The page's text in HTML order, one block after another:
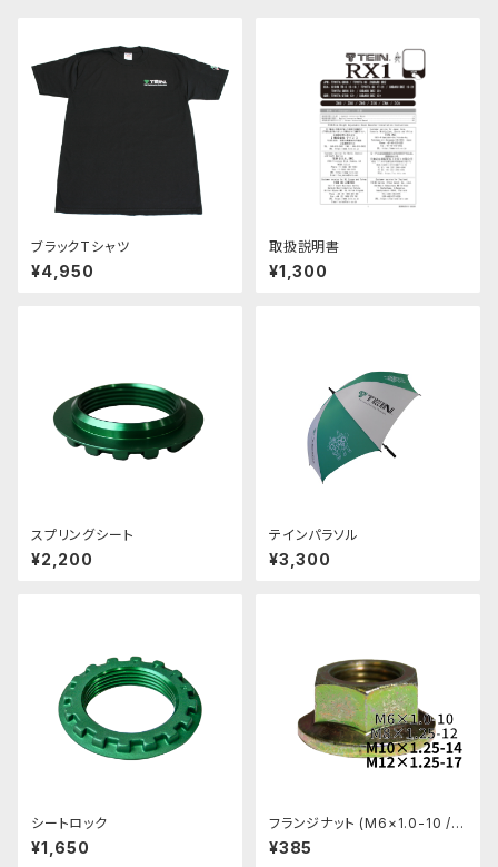
ブラックTシャツ
¥4,950
取扱説明書
¥1,300
スプリングシート
¥2,200
テインパラソル
¥3,300
シートロック
¥1,650
フランジナット (M6×1.0-10 /
M8×1.25-12 / M10×1.25-14 /
M12×1.25-17)
¥385